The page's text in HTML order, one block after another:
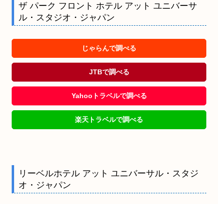
ザ パーク フロント ホテル アット ユニバーサ
ル・スタジオ・ジャパン
じゃらんで調べる
JTBで調べる
Yahooトラベルで調べる
楽天トラベルで調べる
リーベルホテル アット ユニバーサル・スタジ
オ・ジャパン